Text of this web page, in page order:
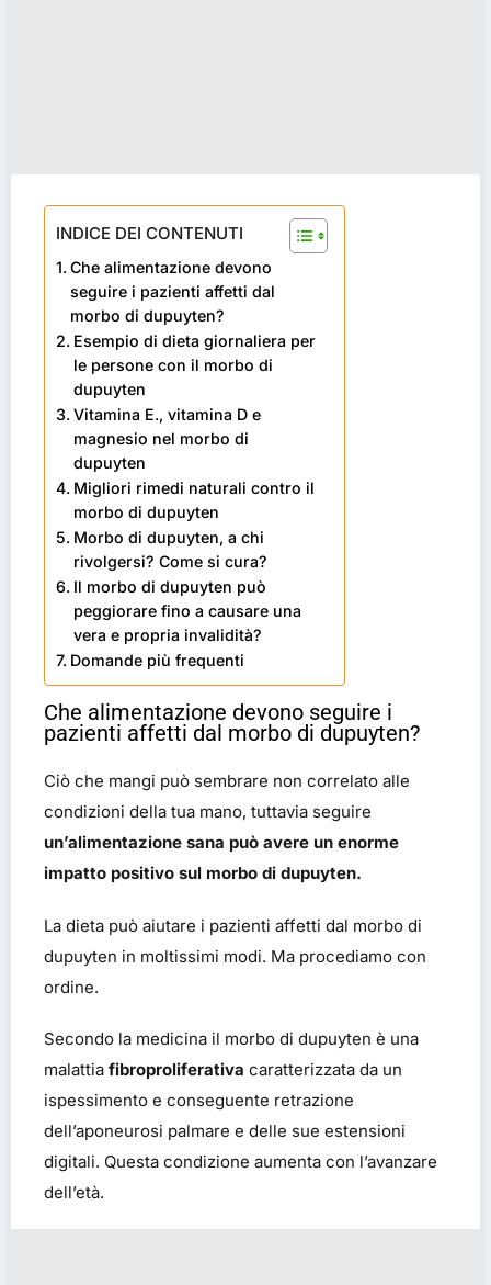
INDICE DEI CONTENUTI
Che alimentazione devono
seguire i pazienti affetti dal
morbo di dupuyten?
Esempio di dieta giornaliera per
le persone con il morbo di
dupuyten
Vitamina E., vitamina D e
magnesio nel morbo di
dupuyten
Migliori rimedi naturali contro il
morbo di dupuyten
Morbo di dupuyten, a chi
rivolgersi? Come si cura?
Il morbo di dupuyten può
peggiorare fino a causare una
vera e propria invalidità?
Domande più frequenti
Che alimentazione devono seguire i
pazienti affetti dal morbo di dupuyten?
Ciò che mangi può sembrare non correlato alle
condizioni della tua mano, tuttavia seguire
un’alimentazione sana può avere un enorme
impatto positivo sul morbo di dupuyten.
La dieta può aiutare i pazienti affetti dal morbo di
dupuyten in moltissimi modi. Ma procediamo con
ordine.
Secondo la medicina il morbo di dupuyten è una
malattia fibroproliferativa caratterizzata da un
ispessimento e conseguente retrazione
dell’aponeurosi palmare e delle sue estensioni
digitali. Questa condizione aumenta con l’avanzare
dell’età.